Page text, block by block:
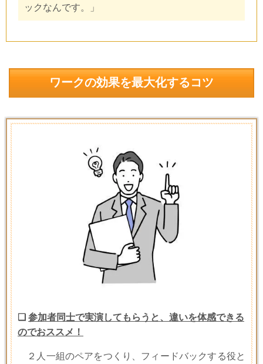
ックなんです。」
ワークの効果を最大化するコツ
❑ 参加者同士で実演してもらうと、違いを体感できる
のでおススメ！
２人一組のペアをつくり、フィードバックする役と